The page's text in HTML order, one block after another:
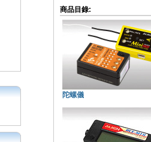
商品目錄:
陀螺儀